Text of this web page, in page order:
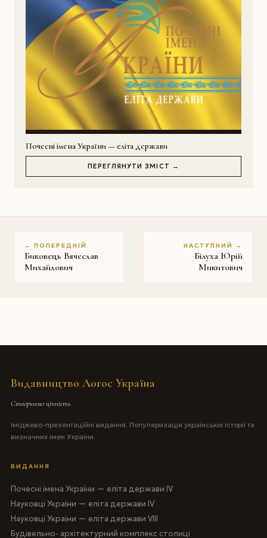
Почесні імена України — еліта держави
ПЕРЕГЛЯНУТИ ЗМІСТ →
← ПОПЕРЕДНІЙ
Биковець Вячеслав
Михайлович
НАСТУПНИЙ →
Білуха Юрій
Микитович
Видавництво Логос Україна
Створюємо цінність
Іміджево-презентаційні видання. Популяризація української історії та
визначних імен України.
ВИДАННЯ
Почесні імена України — еліта держави IV
Науковці України — еліта держави IV
Науковці України — еліта держави VIII
Будівельно- архітектурний комплекс столиці